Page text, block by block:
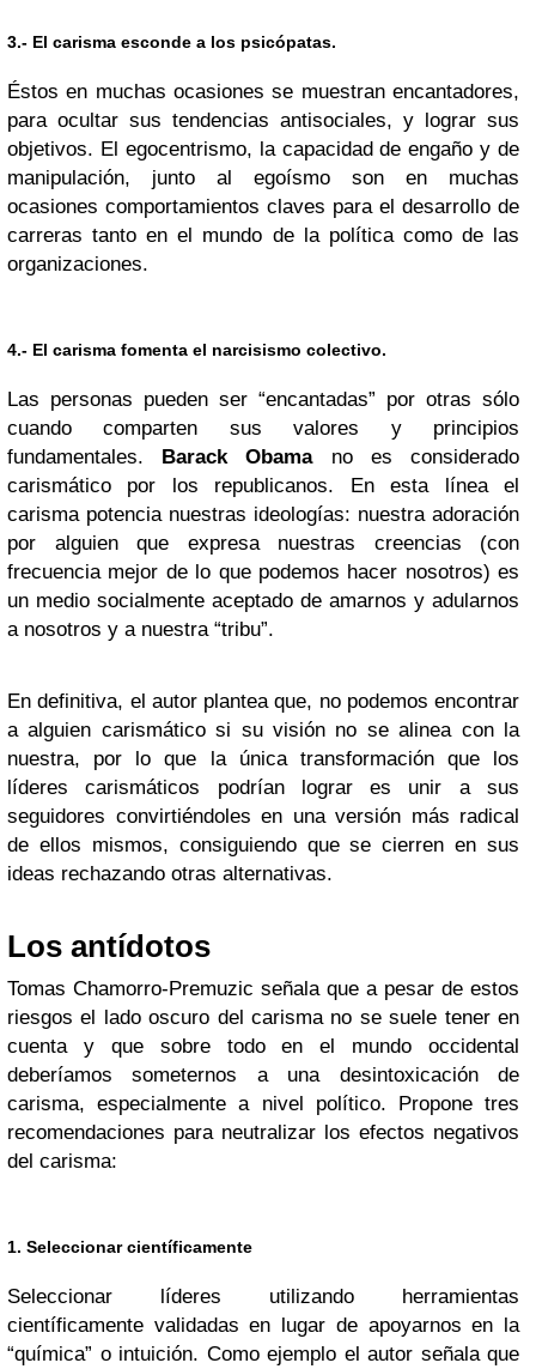
3.- El carisma esconde a los psicópatas.
Éstos en muchas ocasiones se muestran encantadores,
para ocultar sus tendencias antisociales, y lograr sus
objetivos. El egocentrismo, la capacidad de engaño y de
manipulación, junto al egoísmo son en muchas
ocasiones comportamientos claves para el desarrollo de
carreras tanto en el mundo de la política como de las
organizaciones.
4.- El carisma fomenta el narcisismo colectivo.
Las personas pueden ser “encantadas” por otras sólo
cuando comparten sus valores y principios
fundamentales. Barack Obamano es considerado
carismático por los republicanos. En esta línea el
carisma potencia nuestras ideologías: nuestra adoración
por alguien que expresa nuestras creencias (con
frecuencia mejor de lo que podemos hacer nosotros) es
un medio socialmente aceptado de amarnos y adularnos
a nosotros y a nuestra “tribu”.
En definitiva, el autor plantea que, no podemos encontrar
a alguien carismático si su visión no se alinea con la
nuestra, por lo que la única transformación que los
líderes carismáticos podrían lograr es unir a sus
seguidores convirtiéndoles en una versión más radical
de ellos mismos, consiguiendo que se cierren en sus
ideas rechazando otras alternativas.
Los antídotos
Tomas Chamorro-Premuzic señala que a pesar de estos
riesgos el lado oscuro del carisma no se suele tener en
cuenta y que sobre todo en el mundo occidental
deberíamos someternos a una desintoxicación de
carisma, especialmente a nivel político. Propone tres
recomendaciones para neutralizar los efectos negativos
del carisma:
1. Seleccionar científicamente
Seleccionar líderes utilizando herramientas
científicamente validadas en lugar de apoyarnos en la
“química” o intuición. Como ejemplo el autor señala que